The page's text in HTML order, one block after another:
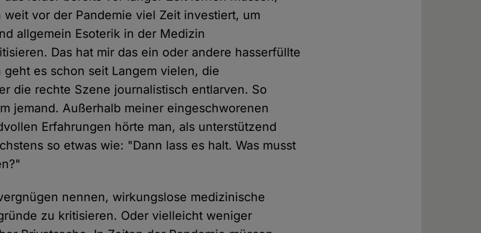
vor der Pandemie viel Zeit investiert, um
allgemein Esoterik in der Medizin
Das hat mir das ein oder andere hasserfüllte
es schon seit Langem vielen, die
die rechte Szene journalistisch entlarven. So
jemand. Außerhalb meiner eingeschworenen
Erfahrungen hörte man, als unterstützend
so etwas wie: "Dann lass es halt. Was musst
nennen, wirkungslose medizinische
zu kritisieren. Oder vielleicht weniger